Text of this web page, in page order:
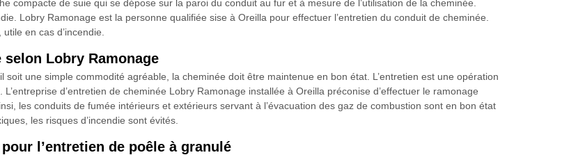
compacte de suie qui se dépose sur la paroi du conduit au fur et à mesure de l’utilisation de la cheminée.
Lobry Ramonage est la personne qualifiée sise à Oreilla pour effectuer l’entretien du conduit de cheminée.
en cas d’incendie.
selon Lobry Ramonage
une simple commodité agréable, la cheminée doit être maintenue en bon état. L’entretien est une opération
d’entretien de cheminée Lobry Ramonage installée à Oreilla préconise d’effectuer le ramonage
les conduits de fumée intérieurs et extérieurs servant à l’évacuation des gaz de combustion sont en bon état
les risques d’incendie sont évités.
l’entretien de poêle à granulé